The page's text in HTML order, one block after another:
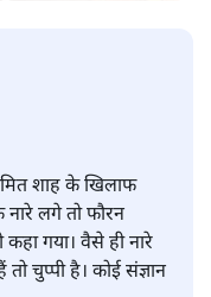
शाह के खिलाफ
लगे तो फौरन
गया। वैसे ही नारे
चुप्पी है। कोई संज्ञान